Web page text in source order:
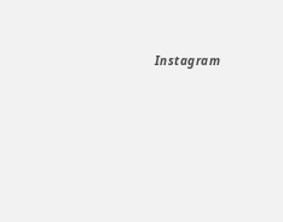
Instagram